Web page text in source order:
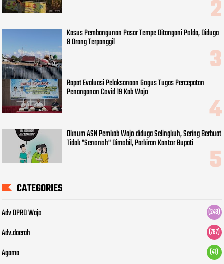
Kasus Pembangunan Pasar Tempe Ditangani Polda, Diduga
8 Orang Terpanggil
Rapat Evaluasi Pelaksanaan Gogus Tugas Percepatan
Penanganan Covid 19 Kab Wajo
Oknum ASN Pemkab Wajo diduga Selingkuh, Sering Berbuat
Tidak "Senonoh" Dimobil, Parkiran Kantor Bupati
CATEGORIES
Adv DPRD Wajo (248)
Adv.daerah (797)
Agama (41)